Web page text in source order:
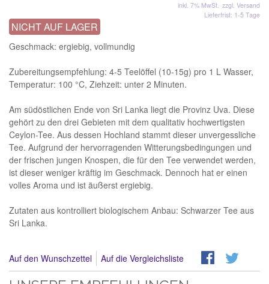
inkl. 7% MwSt. zzgl. Versand
Lieferfrist: 1-5 Tage
NICHT AUF LAGER
Geschmack: ergiebig, vollmundig
Zubereitungsempfehlung: 4-5 Teelöffel (10-15g) pro 1 L Wasser,
Temperatur: 100 °C, Ziehzeit: unter 2 Minuten.
Am südöstlichen Ende von Sri Lanka liegt die Provinz Uva. Diese
gehört zu den drei Gebieten mit dem qualitativ hochwertigsten
Ceylon-Tee. Aus dessen Hochland stammt dieser unvergessliche
Tee. Aufgrund der hervorragenden Witterungsbedingungen und
der frischen jungen Knospen, die für den Tee verwendet werden,
ist dieser weniger kräftig im Geschmack. Dennoch hat er einen
volles Aroma und ist äußerst ergiebig.
Zutaten aus kontrolliert biologischem Anbau: Schwarzer Tee aus
Sri Lanka.
Auf den Wunschzettel Auf die Vergleichsliste